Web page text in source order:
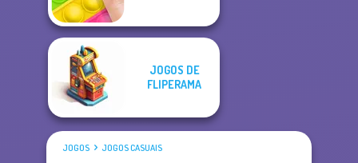
JOGOS DE
FLIPERAMA
JOGOS JOGOS CASUAIS